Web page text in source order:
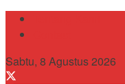
Sabtu, 8 Agustus 2026